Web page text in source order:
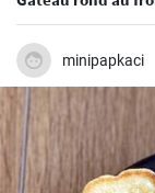
minipapkaci